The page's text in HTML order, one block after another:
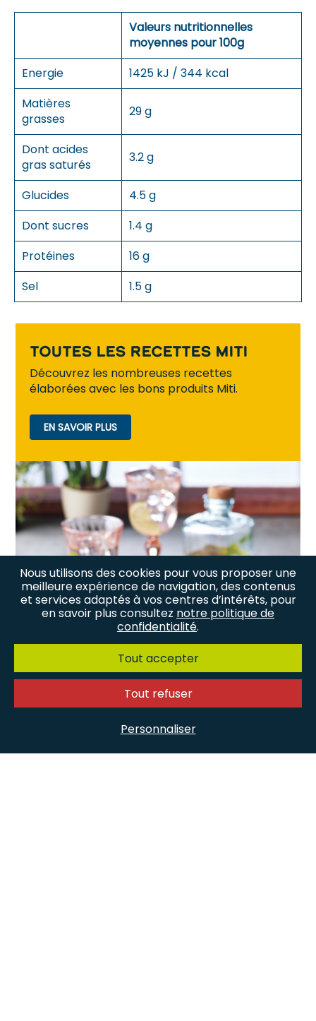
Valeurs nutritionnelles
moyennes pour 100g
Energie
1425 kJ / 344 kcal
Matières
grasses
29 g
Dont acides
gras saturés
3.2 g
Glucides
4.5 g
Dont sucres
1.4 g
Protéines
16 g
Sel
1.5 g
Toutes les recettes Miti
Découvrez les nombreuses recettes
élaborées avec les bons produits Miti.
EN SAVOIR PLUS
Nous utilisons des cookies pour vous proposer une
meilleure expérience de navigation, des contenus
et services adaptés à vos centres d’intérêts, pour
en savoir plus consultez notre politique de
confidentialité.
Tout accepter
Tout refuser
Personnaliser